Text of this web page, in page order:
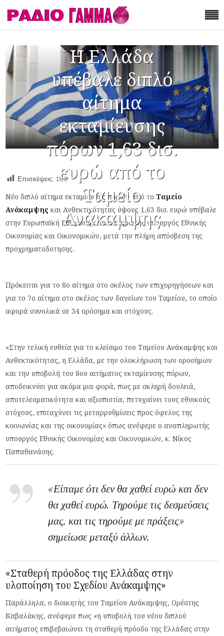
Η Ελλάδα
υπέβαλε διπλό
αίτημα
εκταμίευσης
πόρων 1,63 δισ.
ευρώ από το
Ταμείο
Ανάκαμψης
Επισκέψεις: 180
Νέο διπλό αίτημα εκταμίευσης πόρων από τοΤαμείο
Ανάκαμψης και Ανθεκτικότητας ύψους 1,63 δισ. ευρώ υπέβαλε
στην Ευρωπαϊκή Επιτροπή ο αναπληρωτής υπουργός Εθνικής
Οικονομίας και Οικονομικών, μετά την πλήρη απόσβεση της
προχρηματοδοτησης.
Πρόκειται για το 8ο αίτημα στο σκέλος των επιχορηγήσεων και
για το 7ο αίτημα στο σκέλος των δανείων του Ταμείου, το οποίο
αφορά συνολικά σε 34 ορόσημα και στόχους.
«Στην τελική ευθεία για το κλείσιμο του Ταμείου Ανάκαμψης και
Ανθεκτικότητας, η Ελλάδα, με την ολοκλήρωση των οροσήμων
και την υποβολή του 8ου αιτήματος εκταμίευσης πόρων,
αποδεικνύει για ακόμα μια φορά, πως με σκληρή δουλειά,
αποτελεσματικότητα και αξιοπιστία, πετυχαίνει τους εθνικούς
στόχους, επιταχύνει τις μεταρρυθμίσεις προς όφελος της
κοινωνίας και της οικονομίας» όπως ανέφερε ο αναπληρωτής
υπουργός Εθνικής Οικονομίας και Οικονομικών, κ. Νίκος
Παπαθανάσης.
«Είπαμε ότι δεν θα χαθεί ευρώ και δεν
θα χαθεί ευρώ. Τηρούμε τις δεσμεύσεις
μας, και τις τηρούμε με πράξεις»
σημείωσε μεταξύ άλλων.
«Σταθερή πρόοδος της Ελλάδας στην
υλοποίηση του Σχεδίου Ανάκαμψης»
Παράλληλα, ο διοικητής του Ταμείου Ανάκαμψης, Ορέστης
Καβαλάκης, ανέφερε πως «η υποβολή του νέου διπλού
αιτήματος επιβεβαιώνει τη σταθερή πρόοδο της Ελλάδας στην